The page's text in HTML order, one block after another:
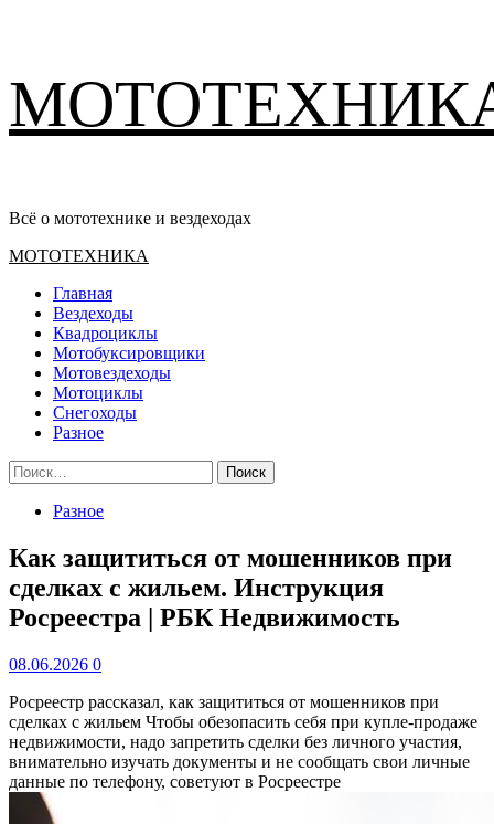
содержимому
Всё о мототехнике и вездеходах
Основное
МОТОТЕХНИКА
Главная
Вездеходы
Квадроциклы
Мотобуксировщики
Мотовездеходы
Мотоциклы
Снегоходы
Разное
Найти:
Разное
Как защититься от мошенников при
сделках с жильем. Инструкция
Росреестра | РБК Недвижимость
08.06.2026 0
Росреестр рассказал, как защититься от мошенников при
сделках с жильем Чтобы обезопасить себя при купле-продаже
недвижимости, надо запретить сделки без личного участия,
внимательно изучать документы и не сообщать свои личные
данные по телефону, советуют в Росреестре